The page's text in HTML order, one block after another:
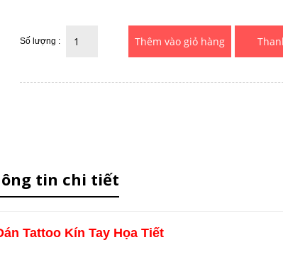
Số lượng :
tin chi tiết
Tattoo Kín Tay Họa Tiết